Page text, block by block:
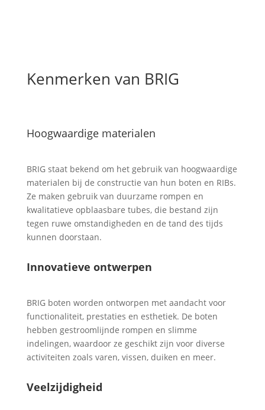
Kenmerken van BRIG
Hoogwaardige materialen
BRIG staat bekend om het gebruik van hoogwaardige
materialen bij de constructie van hun boten en RIBs.
Ze maken gebruik van duurzame rompen en
kwalitatieve opblaasbare tubes, die bestand zijn
tegen ruwe omstandigheden en de tand des tijds
kunnen doorstaan.
Innovatieve ontwerpen
BRIG boten worden ontworpen met aandacht voor
functionaliteit, prestaties en esthetiek. De boten
hebben gestroomlijnde rompen en slimme
indelingen, waardoor ze geschikt zijn voor diverse
activiteiten zoals varen, vissen, duiken en meer.
Veelzijdigheid